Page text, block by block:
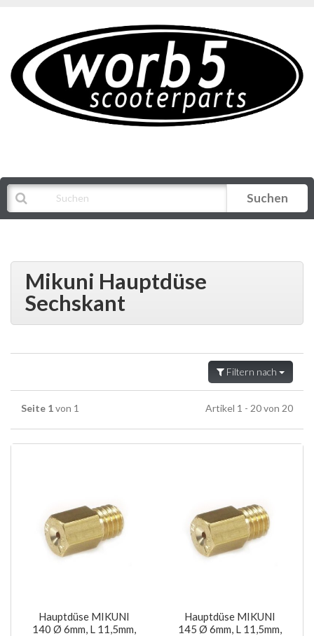
Suchen
Mikuni Hauptdüse
Sechskant
Filtern nach
Seite 1von 1 Artikel 1 - 20 von 20
Hauptdüse MIKUNI
140 Ø 6mm, L 11,5mm,
Hauptdüse MIKUNI
145 Ø 6mm, L 11,5mm,